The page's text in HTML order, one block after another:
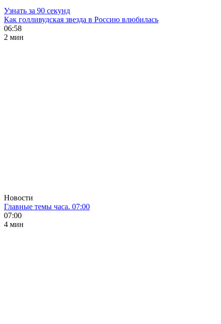
Узнать за 90 секунд
Как голливудская звезда в Россию влюбилась
06:58
2 мин
Новости
Главные темы часа. 07:00
07:00
4 мин